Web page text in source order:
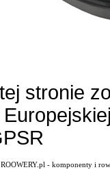
stronie
ROOWERY.pl - komponenty i